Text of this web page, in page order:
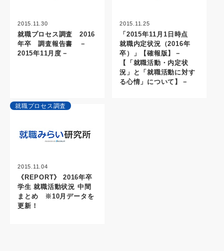
2015.11.30
就職プロセス調査 2016
年卒 調査報告書 －
2015年11月度－
2015.11.25
「2015年11月1日時点
就職内定状況（2016年
卒）」【確報版】－
【「就職活動・内定状
況」と「就職活動に対す
る心情」について】－
就職プロセス調査
2015.11.04
《REPORT》 2016年卒
学生 就職活動状況 中間
まとめ ※10月データを
更新！